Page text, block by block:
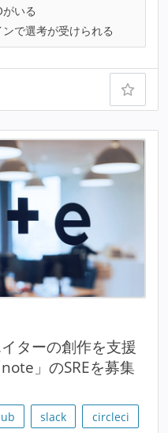
がいる
で選考が受けられる
ターの創作を支援
」のSREを募集
slack
circleci